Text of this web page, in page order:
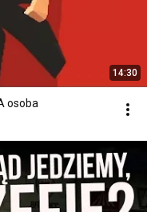
14:30
osoba